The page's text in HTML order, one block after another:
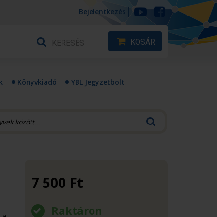
Bejelentkezés
KOSÁR
Könyvkiadó YBL Jegyzetbolt
7 500 Ft
Raktáron